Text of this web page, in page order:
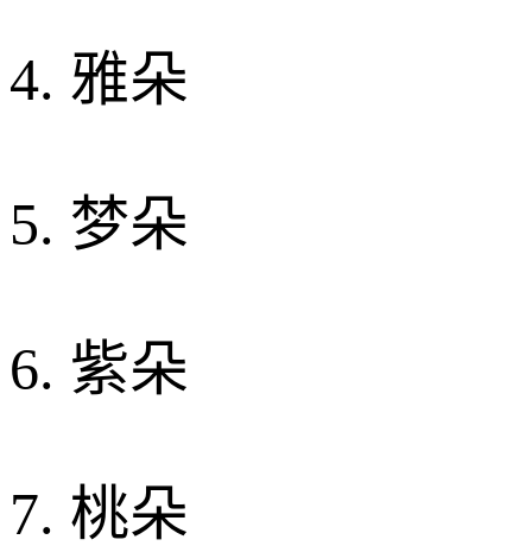
4. 雅朵
5. 梦朵
6. 紫朵
7. 桃朵